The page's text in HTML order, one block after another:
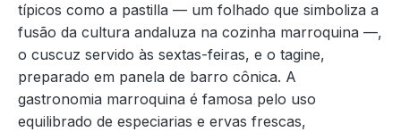
típicos como a pastilla — um folhado que simboliza a
fusão da cultura andaluza na cozinha marroquina —,
o cuscuz servido às sextas-feiras, e o tagine,
preparado em panela de barro cônica. A
gastronomia marroquina é famosa pelo uso
equilibrado de especiarias e ervas frescas,